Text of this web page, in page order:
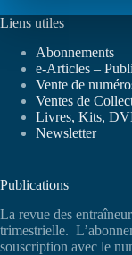
Liens utiles
Abonnements
e-Articles –
Vente de
Ventes de
Livres, Kits,
Newsletter
Publications
La revue des
trimestrielle.
souscription avec le